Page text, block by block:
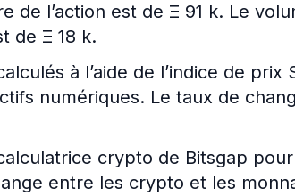
de l’action est de Ξ 91 k. Le
de Ξ 18 k.
à l’aide de l’indice de prix
numériques. Le taux de
crypto de Bitsgap
entre les crypto et les